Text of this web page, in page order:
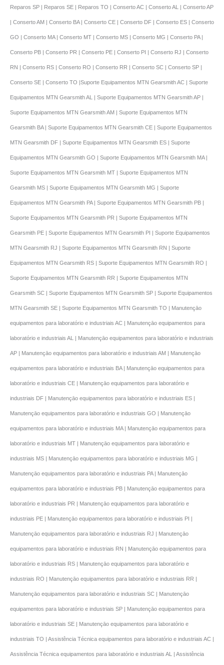
Reparos SP | Reparos SE | Reparos TO | Conserto AC | Conserto AL | Conserto AP
| Conserto AM | Conserto BA | Conserto CE | Conserto DF | Conserto ES | Conserto
GO | Conserto MA | Conserto MT | Conserto MS | Conserto MG | Conserto PA |
Conserto PB | Conserto PR | Conserto PE | Conserto PI | Conserto RJ | Conserto
RN | Conserto RS | Conserto RO | Conserto RR | Conserto SC | Conserto SP |
Conserto SE | Conserto TO |Suporte Equipamentos MTN Gearsmith AC | Suporte
Equipamentos MTN Gearsmith AL | Suporte Equipamentos MTN Gearsmith AP |
Suporte Equipamentos MTN Gearsmith AM | Suporte Equipamentos MTN
Gearsmith BA | Suporte Equipamentos MTN Gearsmith CE | Suporte Equipamentos
MTN Gearsmith DF | Suporte Equipamentos MTN Gearsmith ES | Suporte
Equipamentos MTN Gearsmith GO | Suporte Equipamentos MTN Gearsmith MA |
Suporte Equipamentos MTN Gearsmith MT | Suporte Equipamentos MTN
Gearsmith MS | Suporte Equipamentos MTN Gearsmith MG | Suporte
Equipamentos MTN Gearsmith PA | Suporte Equipamentos MTN Gearsmith PB |
Suporte Equipamentos MTN Gearsmith PR | Suporte Equipamentos MTN
Gearsmith PE | Suporte Equipamentos MTN Gearsmith PI | Suporte Equipamentos
MTN Gearsmith RJ | Suporte Equipamentos MTN Gearsmith RN | Suporte
Equipamentos MTN Gearsmith RS | Suporte Equipamentos MTN Gearsmith RO |
Suporte Equipamentos MTN Gearsmith RR | Suporte Equipamentos MTN
Gearsmith SC | Suporte Equipamentos MTN Gearsmith SP | Suporte Equipamentos
MTN Gearsmith SE | Suporte Equipamentos MTN Gearsmith TO | Manutençāo
equipamentos para laboratório e industriais AC | Manutençāo equipamentos para
laboratório e industriais AL | Manutençāo equipamentos para laboratório e industriais
AP | Manutençāo equipamentos para laboratório e industriais AM | Manutençāo
equipamentos para laboratório e industriais BA | Manutençāo equipamentos para
laboratório e industriais CE | Manutençāo equipamentos para laboratório e
industriais DF | Manutençāo equipamentos para laboratório e industriais ES |
Manutençāo equipamentos para laboratório e industriais GO | Manutençāo
equipamentos para laboratório e industriais MA | Manutençāo equipamentos para
laboratório e industriais MT | Manutençāo equipamentos para laboratório e
industriais MS | Manutençāo equipamentos para laboratório e industriais MG |
Manutençāo equipamentos para laboratório e industriais PA | Manutençāo
equipamentos para laboratório e industriais PB | Manutençāo equipamentos para
laboratório e industriais PR | Manutençāo equipamentos para laboratório e
industriais PE | Manutençāo equipamentos para laboratório e industriais PI |
Manutençāo equipamentos para laboratório e industriais RJ | Manutençāo
equipamentos para laboratório e industriais RN | Manutençāo equipamentos para
laboratório e industriais RS | Manutençāo equipamentos para laboratório e
industriais RO | Manutençāo equipamentos para laboratório e industriais RR |
Manutençāo equipamentos para laboratório e industriais SC | Manutençāo
equipamentos para laboratório e industriais SP | Manutençāo equipamentos para
laboratório e industriais SE | Manutençāo equipamentos para laboratório e
industriais TO | Assistência Técnica equipamentos para laboratório e industriais AC |
Assistência Técnica equipamentos para laboratório e industriais AL | Assistência